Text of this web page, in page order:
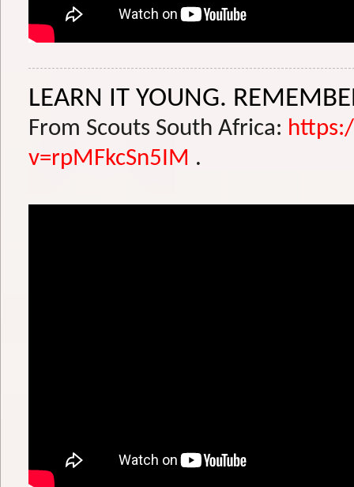
LEARN IT YOUNG.
From Scouts South Africa:
v=rpMFkcSn5IM .